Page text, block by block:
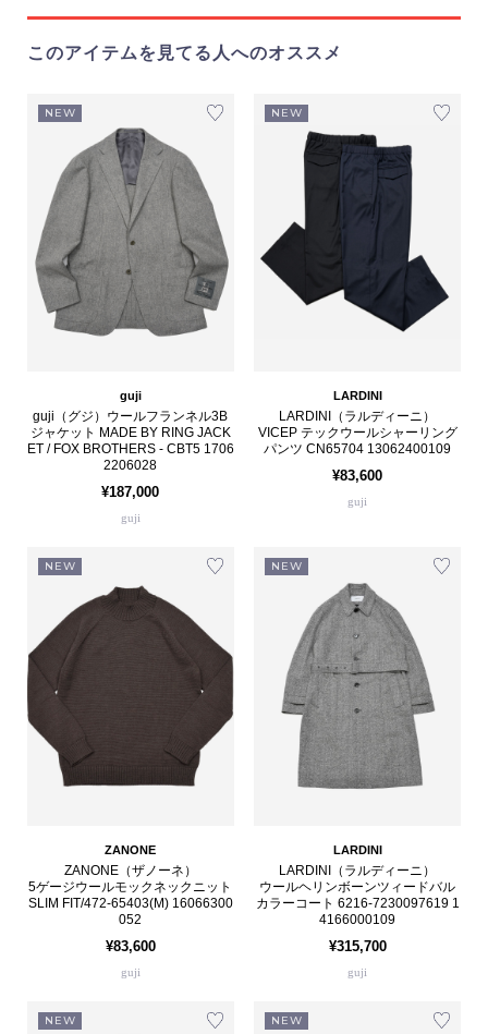
このアイテムを見てる人へのオススメ
NEW
guji
guji（グジ）ウールフランネル3B
ジャケット MADE BY RING JACK
ET / FOX BROTHERS - CBT5 1706
2206028
¥187,000
guji
NEW
LARDINI
LARDINI（ラルディーニ）
VICEP テックウールシャーリング
パンツ CN65704 13062400109
¥83,600
guji
NEW
ZANONE
ZANONE（ザノーネ）
5ゲージウールモックネックニット
SLIM FIT/472-65403(M) 16066300
052
¥83,600
guji
NEW
LARDINI
LARDINI（ラルディーニ）
ウールヘリンボーンツィードバル
カラーコート 6216-7230097619 1
4166000109
¥315,700
guji
NEW NEW